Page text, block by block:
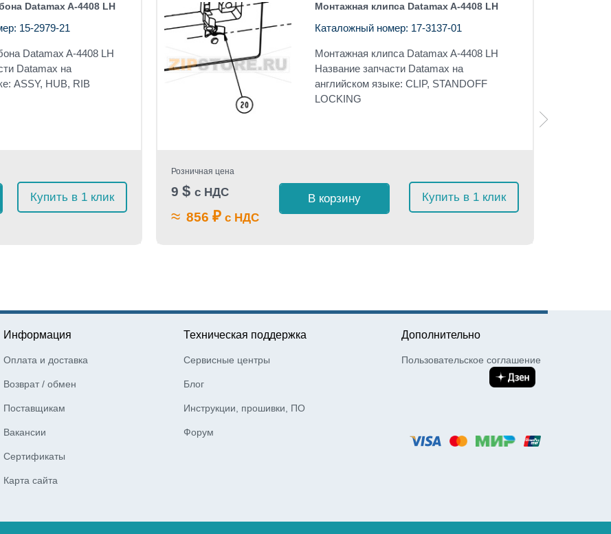
Datamax A-4408 LH
15-2979-21
Datamax A-4408 LH
Datamax на
ASSY, HUB, RIB
Купить в 1 клик
Монтажная клипса Datamax A-4408 LH
Каталожный номер: 17-3137-01
Монтажная клипсаDatamax A-4408 LH
Название запчасти Datamax на
английском языке: CLIP, STANDOFF
LOCKING
Розничная цена
9 $ с НДС
≈ 856 ₽ с НДС
В корзину Купить в 1 клик
Информация
Оплата и доставка
Возврат / обмен
Поставщикам
Вакансии
Сертификаты
Карта сайта
Техническая поддержка
Сервисные центры
Блог
Инструкции, прошивки, ПО
Форум
Дополнительно
Пользовательское соглашение